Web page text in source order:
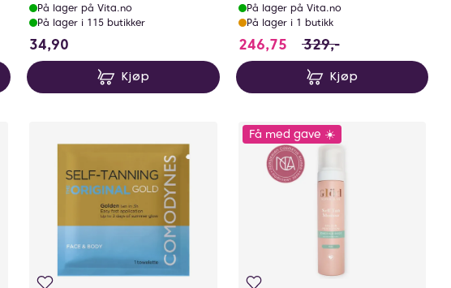
På lager på Vita.no
På lager i 115 butikker
34,90
Kjøp
På lager på Vita.no
På lager i 1 butikk
246,75 246.75 i stedet for 329
329,-
Kjøp
Få med gave ☀️